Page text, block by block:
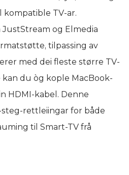
TV-ar.
og Elmedia
tilpassing av
med dei fleste større TV-
du òg kople MacBook-
HDMI-kabel. Denne
rettleiingar for både
til Smart-TV frå